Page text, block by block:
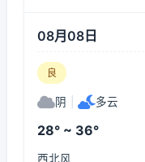
08月08日
良
阴 多云
28° ~ 36°
西北风